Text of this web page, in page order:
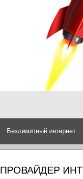
Безлимитный интернет
ПРОВАЙДЕР